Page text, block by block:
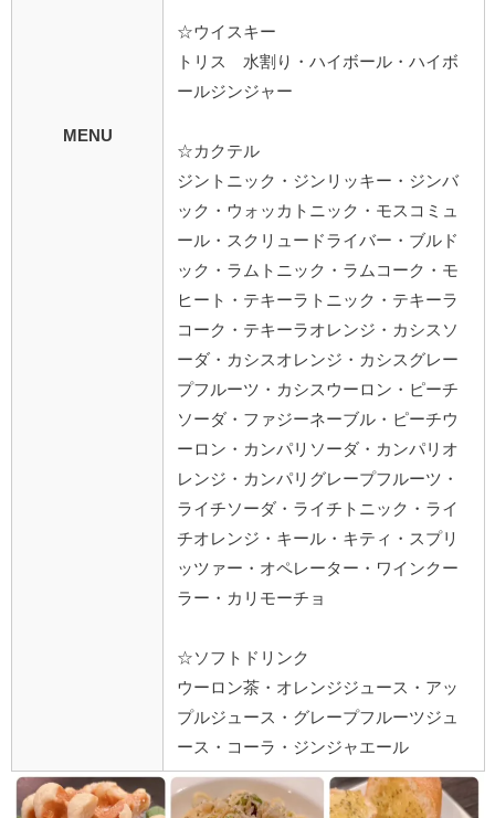
MENU
☆ウイスキー
トリス 水割り・ハイボール・ハイボ
ールジンジャー
☆カクテル
ジントニック・ジンリッキー・ジンバ
ック・ウォッカトニック・モスコミュ
ール・スクリュードライバー・ブルド
ック・ラムトニック・ラムコーク・モ
ヒート・テキーラトニック・テキーラ
コーク・テキーラオレンジ・カシスソ
ーダ・カシスオレンジ・カシスグレー
プフルーツ・カシスウーロン・ピーチ
ソーダ・ファジーネーブル・ピーチウ
ーロン・カンパリソーダ・カンパリオ
レンジ・カンパリグレープフルーツ・
ライチソーダ・ライチトニック・ライ
チオレンジ・キール・キティ・スプリ
ッツァー・オペレーター・ワインクー
ラー・カリモーチョ
☆ソフトドリンク
ウーロン茶・オレンジジュース・アッ
プルジュース・グレープフルーツジュ
ース・コーラ・ジンジャエール